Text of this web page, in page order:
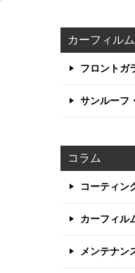
カーフィル
フロントガ
サンルーフ
コラム
コーティン
カーフィル
メンテナン